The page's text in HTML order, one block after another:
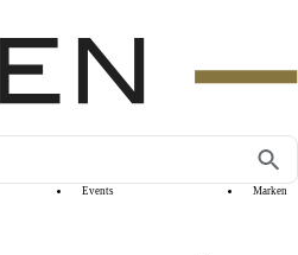
Events Marken